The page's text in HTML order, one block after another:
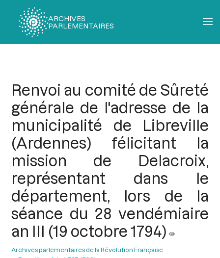
ARCHIVES
PARLEMENTAIRES
Renvoi au comité de Sûreté
générale de l'adresse de la
municipalité de Libreville
(Ardennes) félicitant la
mission de Delacroix,
représentant dans le
département, lors de la
séance du 28 vendémiaire
an III (19 octobre 1794)
Archives parlementaires de la Révolution Française